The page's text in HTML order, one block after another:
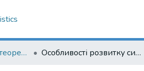
Кафедра загальнотеоретичного правознавства та публічного права Особливості розвитку ситуації в світі у 2018 році в контексті національних інтересів України